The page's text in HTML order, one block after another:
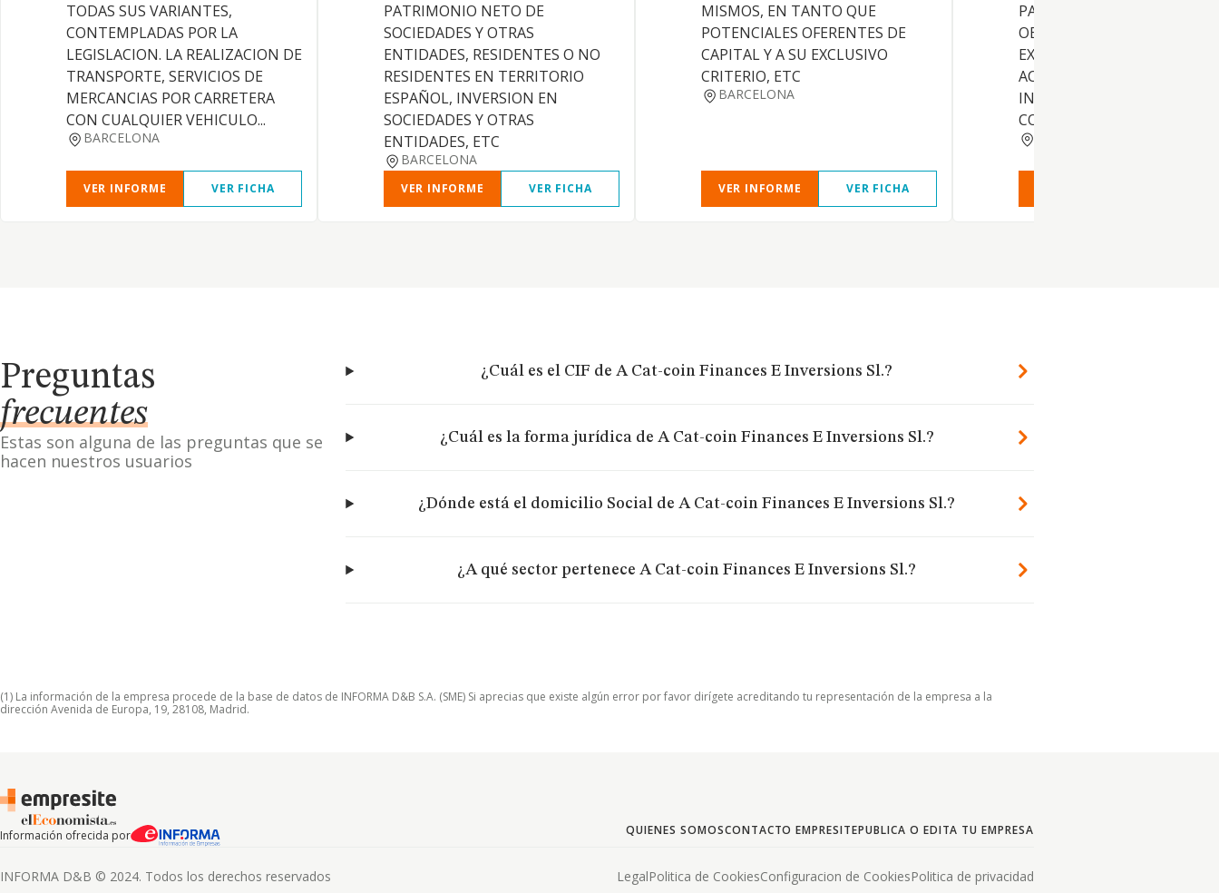
TODAS SUS VARIANTES,
CONTEMPLADAS POR LA
LEGISLACION. LA REALIZACION DE
TRANSPORTE, SERVICIOS DE
MERCANCIAS POR CARRETERA
CON CUALQUIER VEHICULO...
BARCELONA
VER INFORME VER FICHA
PATRIMONIO NETO DE
SOCIEDADES Y OTRAS
ENTIDADES, RESIDENTES O NO
RESIDENTES EN TERRITORIO
ESPAÑOL, INVERSION EN
SOCIEDADES Y OTRAS
ENTIDADES, ETC
BARCELONA
VER INFORME VER FICHA
MISMOS, EN TANTO QUE
POTENCIALES OFERENTES DE
CAPITAL Y A SU EXCLUSIVO
CRITERIO, ETC
BARCELONA
VER INFORME VER FICHA
PARTICIPACIONES SOCIALES,
OBLIGACIONES Y VALORES, A
EXCEPCION HECHA DE LAS
ACTIVIDADES RESERVADAS
INSTITUCIONES DE
COLECTIVA, ETC
Preguntas
frecuentes
Estas son alguna de las preguntas que se
hacen nuestros usuarios
¿Cuál es el CIF de A Cat-coin Finances E Inversions Sl.?
¿Cuál es la forma jurídica de A Cat-coin Finances E Inversions Sl.?
¿Dónde está el domicilio Social de A Cat-coin Finances E Inversions Sl.?
¿A qué sector pertenece A Cat-coin Finances E Inversions Sl.?
(1) La información de la empresa procede de la base de datos de INFORMA D&B S.A. (SME) Si aprecias que existe algún error por favor dirígete acreditando tu representación de la empresa a la
dirección Avenida de Europa, 19, 28108, Madrid.
Información ofrecida por QUIENES SOMOSCONTACTO EMPRESITEPUBLICA O EDITA TU EMPRESA
INFORMA D&B © 2024. Todos los derechos reservados LegalPolitica de CookiesConfiguracion de CookiesPolitica de privacidad